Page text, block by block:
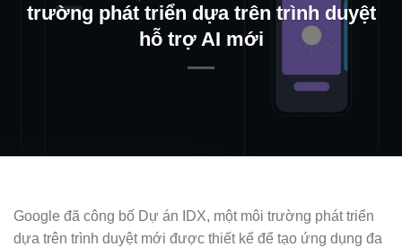
trường phát triển dựa trên trình duyệt
hỗ trợ AI mới
Google đã công bố Dự án IDX, một môi trường phát triển
dựa trên trình duyệt mới được thiết kế để tạo ứng dụng đa